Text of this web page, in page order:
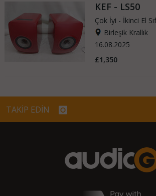
KEF - LS50
Çok İyi - İkinci El
Birleşik Krallık
16.08.2025
£1,350
TAKİP EDİN